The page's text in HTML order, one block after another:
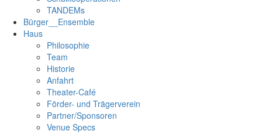
TANDEMs
Bürger__Ensemble
Haus
Philosophie
Team
Historie
Anfahrt
Theater-Café
Förder- und Trägerverein
Partner/Sponsoren
Venue Specs